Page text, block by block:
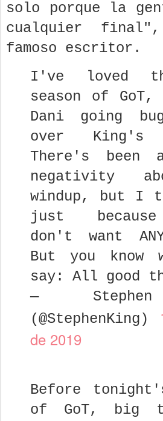
solo porque la
cualquier
famoso escritor.
I've loved
season of
Dani going
over King's
There's
negativity
windup, but I
just
don't want
But you know
say: All good
—
(@StephenKing)
de 2019
Before
of GoT, big